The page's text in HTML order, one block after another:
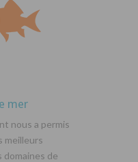
mer
nous a permis
meilleurs
domaines de